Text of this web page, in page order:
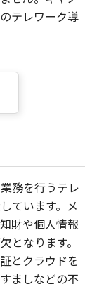
テレワーク導
務を行うテレ
ています。メ
財や個人情報
となります。
とクラウドを
ましなどの不